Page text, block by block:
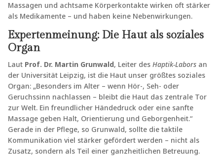
Massagen und achtsame Körperkontakte wirken oft stärker
als Medikamente – und haben keine Nebenwirkungen.
Expertenmeinung: Die Haut als soziales
Organ
Laut Prof. Dr. Martin Grunwald, Leiter des Haptik-Labors an
der Universität Leipzig, ist die Haut unser größtes soziales
Organ: „Besonders im Alter – wenn Hör-, Seh- oder
Geruchssinn nachlassen – bleibt die Haut das zentrale Tor
zur Welt. Ein freundlicher Händedruck oder eine sanfte
Massage geben Halt, Orientierung und Geborgenheit.“
Gerade in der Pflege, so Grunwald, sollte die taktile
Kommunikation viel stärker gefördert werden – nicht als
Zusatz, sondern als Teil einer ganzheitlichen Betreuung.